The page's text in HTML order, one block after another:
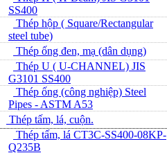
SS400
Thép hộp ( Square/Rectangular
steel tube)
Thép ống đen, mạ (dân dụng)
Thép U ( U-CHANNEL) JIS
G3101 SS400
Thép ống (công nghiệp) Steel
Pipes - ASTM A53
Thép tấm, lá, cuộn.
Thép tấm, lá CT3C-SS400-08KP-
Q235B